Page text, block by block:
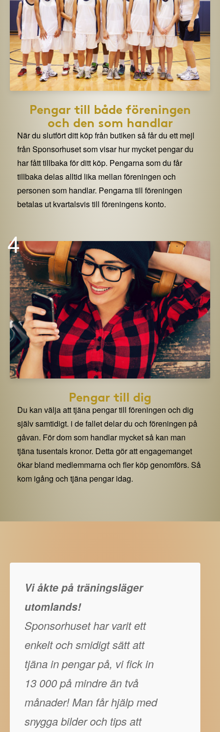
Pengar till både föreningen
och den som handlar
När du slutfört ditt köp från butiken så får du ett mejl
från Sponsorhuset som visar hur mycket pengar du
har fått tillbaka för ditt köp. Pengarna som du får
tillbaka delas alltid lika mellan föreningen och
personen som handlar. Pengarna till föreningen
betalas ut kvartalsvis till föreningens konto.
4
Pengar till dig
Du kan välja att tjäna pengar till föreningen och dig
själv samtidigt. i de fallet delar du och föreningen på
gåvan. För dom som handlar mycket så kan man
tjäna tusentals kronor. Detta gör att engagemanget
ökar bland medlemmarna och fler köp genomförs. Så
kom igång och tjäna pengar idag.
Vi åkte på träningsläger
utomlands!
Sponsorhuset har varit ett
enkelt och smidigt sätt att
tjäna in pengar på, vi fick in
13 000 på mindre än två
månader! Man får hjälp med
snygga bilder och tips att